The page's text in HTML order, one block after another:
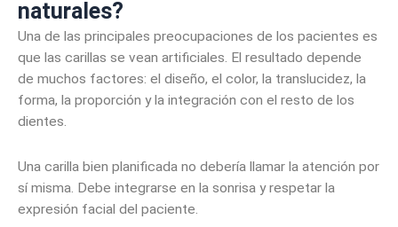
naturales?
Una de las principales preocupaciones de los pacientes es
que las carillas se vean artificiales. El resultado depende
de muchos factores: el diseño, el color, la translucidez, la
forma, la proporción y la integración con el resto de los
dientes.
Una carilla bien planificada no debería llamar la atención por
sí misma. Debe integrarse en la sonrisa y respetar la
expresión facial del paciente.